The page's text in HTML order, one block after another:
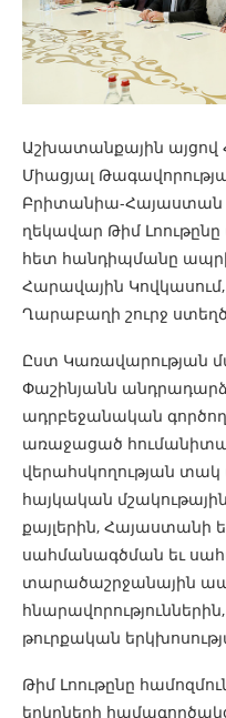
Աշխատանքային
Միացյալ
Բրիտանիա-
ղեկավար Թիմ
հետ հանդիպմանը
Հարավային
Ղարաբաղի շուրջ
Ըստ Կառավարության
Փաշինյանն
ադրբեջանական
առաջացած
վերահսկողության
հայկական
քայլերին, Հայաստանի
սահմանագծման եւ
տարածաշրջանային
թուրքական
Թիմ Լոութընը
երկրների